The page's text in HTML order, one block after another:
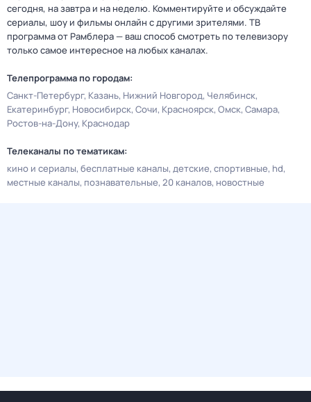
сегодня, на завтра и на неделю. Комментируйте и обсуждайте
сериалы, шоу и фильмы онлайн с другими зрителями. ТВ
программа от Рамблера — ваш способ смотреть по телевизору
только самое интересное на любых каналах.
Телепрограмма по городам:
Санкт-Петербург Казань Нижний Новгород Челябинск
Екатеринбург Новосибирск Сочи Красноярск Омск Самара
Ростов-на-Дону Краснодар
Телеканалы по тематикам:
кино и сериалы бесплатные каналы детские спортивные hd
местные каналы познавательные 20 каналов новостные